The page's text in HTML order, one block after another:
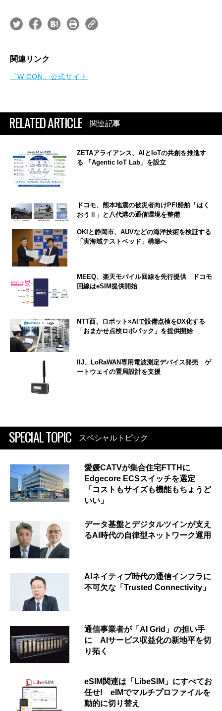
関連リンク
「WiCON」公式サイト
RELATED ARTICLE 関連記事
ZETAアライアンス、AIとIoTの共創を推進す
る 「Agentic IoT Lab」を設立
ドコモ、熊本地震の被災者向けPFI船舶「はく
おうⅡ」と八代港の通信環境を整備
OKIと静岡市、AUVなどの海洋技術を検証する
「実海域テストベッド」構築へ
MEEQ、楽天モバイル回線を先行提供 ドコモ
回線はeSIM提供開始
NTT西、ロボット×AIで設備点検をDX化する
「おまかせ点検ロボパック」を提供開始
IIJ、LoRaWAN専用電波測定デバイス発売 ゲ
ートウェイの置局設計を支援
SPECIAL TOPIC スペシャルトピック
愛媛CATVが集合住宅FTTHに
Edgecore ECSスイッチを選定
「コストもサイズも機能もちょうど
いい」
データ基盤とデジタルツインが支え
るAI時代の自律型ネットワーク運用
AIネイティブ時代の通信インフラに
不可欠な「Trusted Connectivity」
通信事業者が「AI Grid」の担い手
に AIサービス収益化の新地平を切
り拓く
eSIM関連は「LibeSIM」にすべてお
任せ! eIMでマルチプロファイルを
動的に切り替え